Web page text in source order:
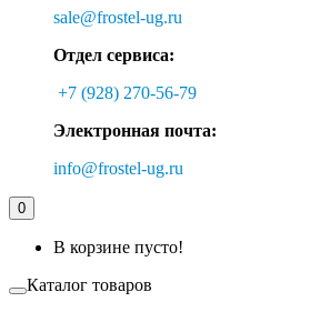
sale@frostel-ug.ru
Отдел сервиса:
+7 (928) 270-56-79
Электронная почта:
info@frostel-ug.ru
0
В корзине пусто!
Каталог товаров